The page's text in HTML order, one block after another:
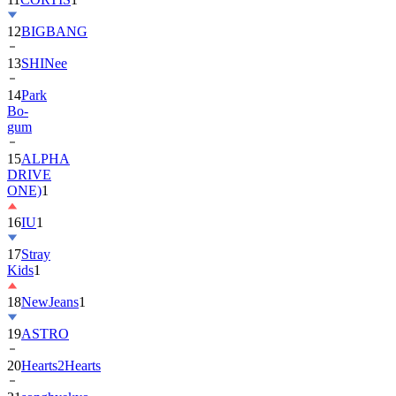
12BIGBANG
13SHINee
14Park
Bo-
gum
15ALPHA
DRIVE
ONE)1
16IU1
17Stray
Kids1
18NewJeans1
19ASTRO
20Hearts2Hearts